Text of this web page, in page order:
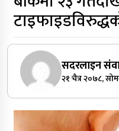
सदरलाइन
२१ चैत्र २०७८,